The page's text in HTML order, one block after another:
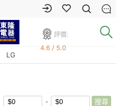
評價:
4.6 / 5.0
LG